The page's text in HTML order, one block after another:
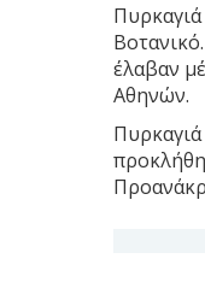
έλαβαν
Αθηνών.